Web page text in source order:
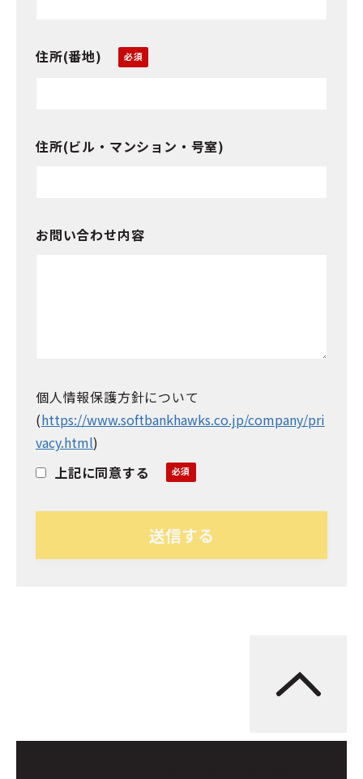
住所(番地)
住所(ビル・マンション・号室)
お問い合わせ内容
個人情報保護方針について
(https://www.softbankhawks.co.jp/company/pri
vacy.html)
上記に同意する